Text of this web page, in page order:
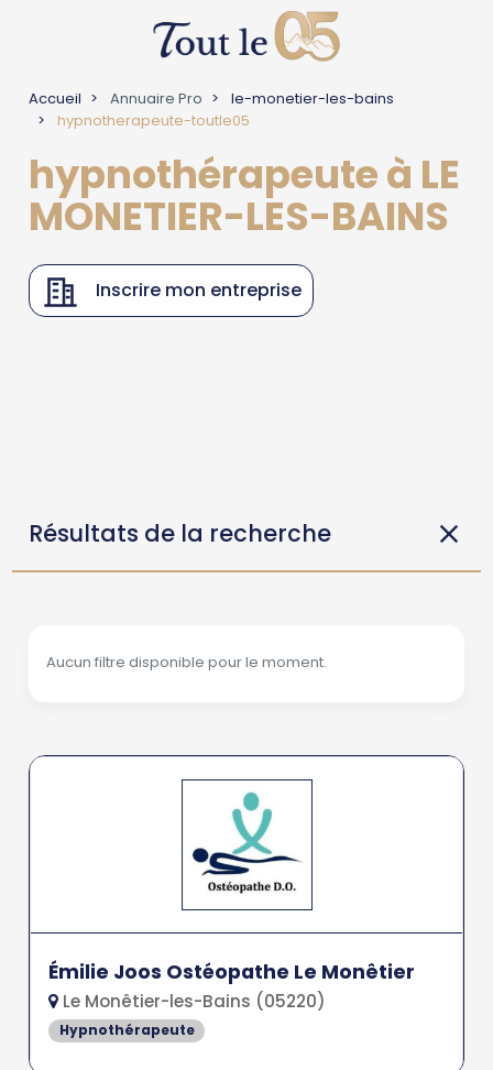
Accueil Annuaire Pro
le-monetier-les-bains
hypnotherapeute-toutle05
hypnothérapeute à LE
MONETIER-LES-BAINS
Inscrire mon entreprise
Résultats de la recherche
Aucun filtre disponible pour le moment.
Émilie Joos Ostéopathe Le Monêtier
Le Monêtier-les-Bains (05220)
Hypnothérapeute